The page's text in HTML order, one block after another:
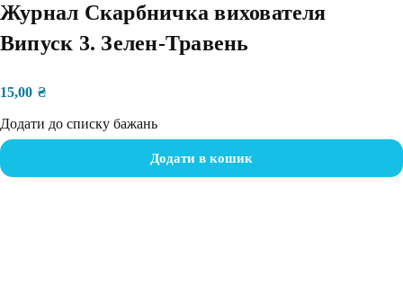
Журнал Скарбничка вихователя
Випуск 3. Зелен-Травень
15,00 ₴
Додати до списку бажань
Додати в кошик